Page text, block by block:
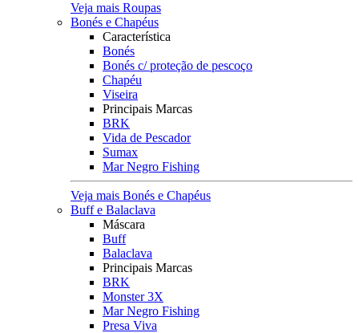
Veja mais Roupas
Bonés e Chapéus
Característica
Bonés
Bonés c/ proteção de pescoço
Chapéu
Viseira
Principais Marcas
BRK
Vida de Pescador
Sumax
Mar Negro Fishing
Veja mais Bonés e Chapéus
Buff e Balaclava
Máscara
Buff
Balaclava
Principais Marcas
BRK
Monster 3X
Mar Negro Fishing
Presa Viva